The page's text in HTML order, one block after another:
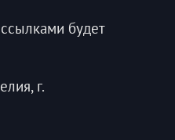
будет
г.